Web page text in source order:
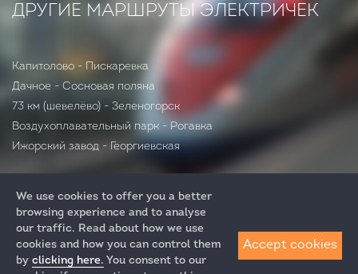
ДРУГИЕ МАРШРУТЫ ЭЛЕКТРИЧЕК
Капитолово - Пискаревка
Дачное - Сосновая поляна
73 км (шевелёво) - Зеленогорск
Воздухоплавательный парк - Рогавка
Ижорский завод - Георгиевская
We use cookies to offer you a better
browsing experience and to analyse
our traffic. Read about how we use
cookies and how you can control them
by clicking here. You consent to our
Accept cookies